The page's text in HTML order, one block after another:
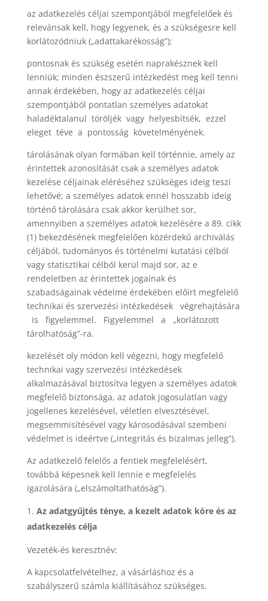
az adatkezelés céljai szempontjából megfelelőek és
relevánsak kell, hogy legyenek, és a szükségesre kell
korlátozódniuk („adattakarékosság”);
pontosnak és szükség esetén naprakésznek kell
lenniük; minden észszerű intézkedést meg kell tenni
annak érdekében, hogy az adatkezelés céljai
szempontjából pontatlan személyes adatokat
haladéktalanul töröljék vagy helyesbítsék, ezzel
eleget téve a pontosság követelményének.
tárolásának olyan formában kell történnie, amely az
érintettek azonosítását csak a személyes adatok
kezelése céljainak eléréséhez szükséges ideig teszi
lehetővé; a személyes adatok ennél hosszabb ideig
történő tárolására csak akkor kerülhet sor,
amennyiben a személyes adatok kezelésére a 89. cikk
(1) bekezdésének megfelelően közérdekű archiválás
céljából, tudományos és történelmi kutatási célból
vagy statisztikai célból kerül majd sor, az e
rendeletben az érintettek jogainak és
szabadságainak védelme érdekében előírt megfelelő
technikai és szervezési intézkedések
végrehajtására
is
figyelemmel. Figyelemmel a
„korlátozott
tárolhatóság”-ra.
kezelését oly módon kell végezni, hogy megfelelő
technikai vagy szervezési intézkedések
alkalmazásával biztosítva legyen a személyes adatok
megfelelő biztonsága, az adatok jogosulatlan vagy
jogellenes kezelésével, véletlen elvesztésével,
megsemmisítésével vagy károsodásával szembeni
védelmet is ideértve („integritás és bizalmas jelleg”).
Az adatkezelő felelős a fentiek megfelelésért,
továbbá képesnek kell lennie e megfelelés
igazolására („elszámoltathatóság”).
Az adatgyűjtés ténye, a kezelt adatok köre és az
adatkezelés célja
Vezeték-és keresztnév:
A kapcsolatfelvételhez, a vásárláshoz és a
szabályszerű számla kiállításához szükséges.